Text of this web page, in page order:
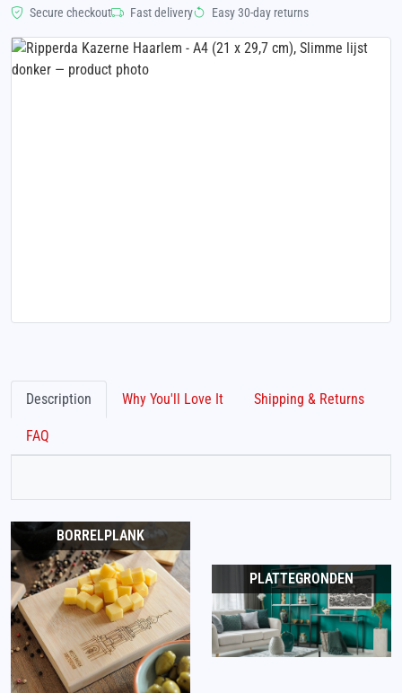
Secure checkout Fast delivery Easy 30-day returns
Description Why You'll Love It Shipping & Returns
FAQ
BORRELPLANK
PLATTEGRONDEN